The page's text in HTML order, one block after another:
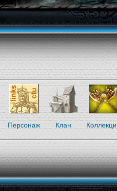
Персонаж Клан